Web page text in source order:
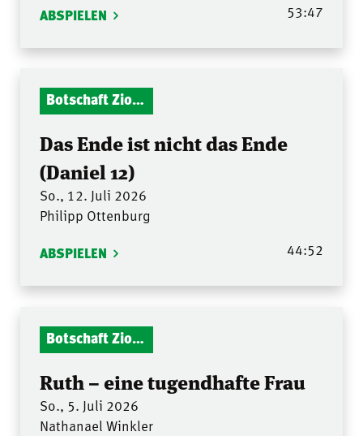
ABSPIELEN 53:47
Botschaft Zionshalle
Das Ende ist nicht das Ende
(Daniel 12)
So., 12. Juli 2026
Philipp Ottenburg
ABSPIELEN 44:52
Botschaft Zionshalle
Ruth – eine tugendhafte Frau
So., 5. Juli 2026
Nathanael Winkler